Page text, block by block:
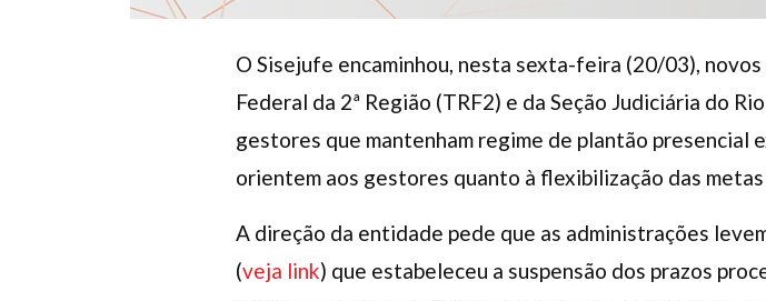
O Sisejufe encaminhou, nesta sexta-feira (20/03),
Federal da 2ª Região (TRF2) e da Seção Judiciária do
gestores que mantenham regime de plantão presencial
orientem aos gestores quanto à flexibilização das
A direção da entidade pede que as administrações
(veja link) que estabeleceu a suspensão dos prazos